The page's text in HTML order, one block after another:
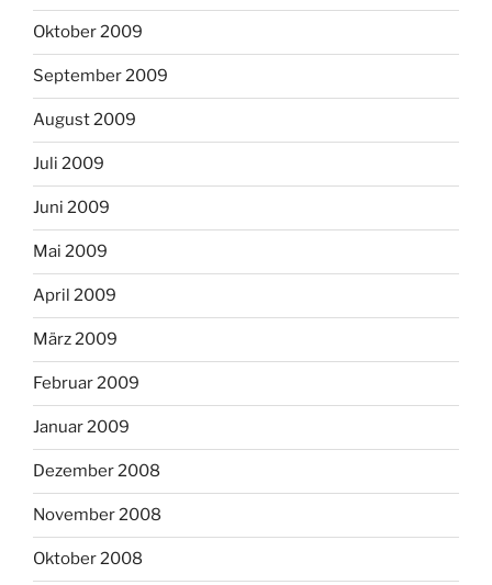
Oktober 2009
September 2009
August 2009
Juli 2009
Juni 2009
Mai 2009
April 2009
März 2009
Februar 2009
Januar 2009
Dezember 2008
November 2008
Oktober 2008